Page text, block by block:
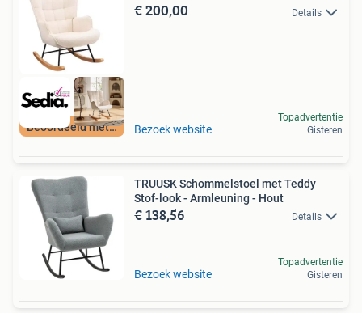
Beoordeeld met 9+
€ 200,00 Details
Bezoek website
Topadvertentie
Gisteren
TRUUSK Schommelstoel met Teddy
Stof-look - Armleuning - Hout
€ 138,56 Details
Bezoek website
Topadvertentie
Gisteren